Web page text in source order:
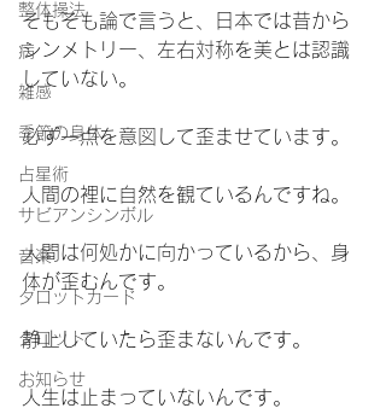
整体操法
病
雑感
季節の身体
占星術
サビアンシンボル
音楽
タロットカード
タロット
お知らせ
そもそも論で言うと、日本では昔から
シンメトリー、左右対称を美とは認識
していない。
必ず一点を意図して歪ませています。
人間の裡に自然を観ているんですね。
人間は何処かに向かっているから、身
体が歪むんです。
静止していたら歪まないんです。
人生は止まっていないんです。